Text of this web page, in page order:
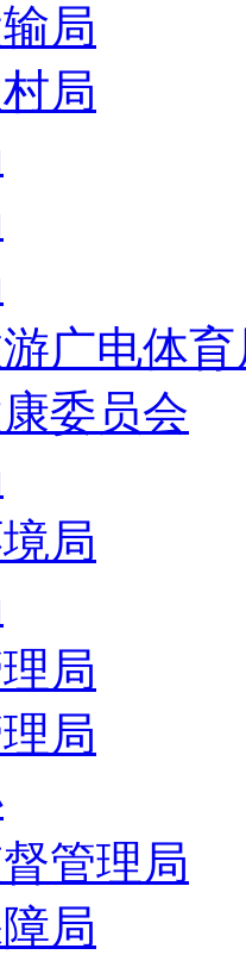
局
局
广电体育
委员会
局
局
局
管理局
局